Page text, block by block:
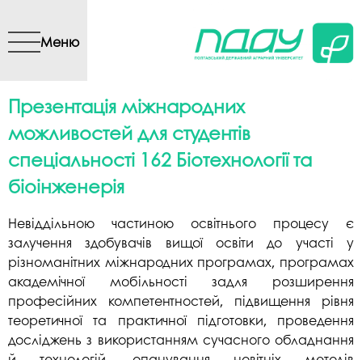
вмісту
Меню
Презентація міжнародних
можливостей для студентів
спеціальності 162 Біотехнології та
біоінженерія
Невіддільною частиною освітнього процесу є
залучення здобувачів вищої освіти до участі у
різноманітних міжнародних програмах, програмах
академічної мобільності задля розширення
професійних компетентностей, підвищення рівня
теоретичної та практичної підготовки, проведення
досліджень з використанням сучасного обладнання